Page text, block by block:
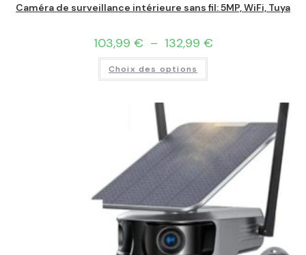
Caméra de surveillance intérieure sans fil: 5MP, WiFi, Tuya
103,99 € – 132,99 €
Choix des options